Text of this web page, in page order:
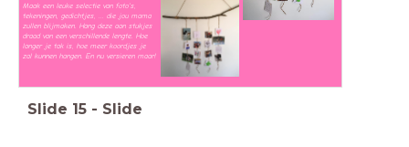
Maak een leuke selectie van foto's,
tekeningen, gedichtjes, ... die jou mama
zullen blijmaken. Hang deze aan stukjes
draad van een verschillende lengte. Hoe
langer je tak is, hoe meer koordjes je
zal kunnen hangen. En nu versieren maar!
Slide 15 - Slide